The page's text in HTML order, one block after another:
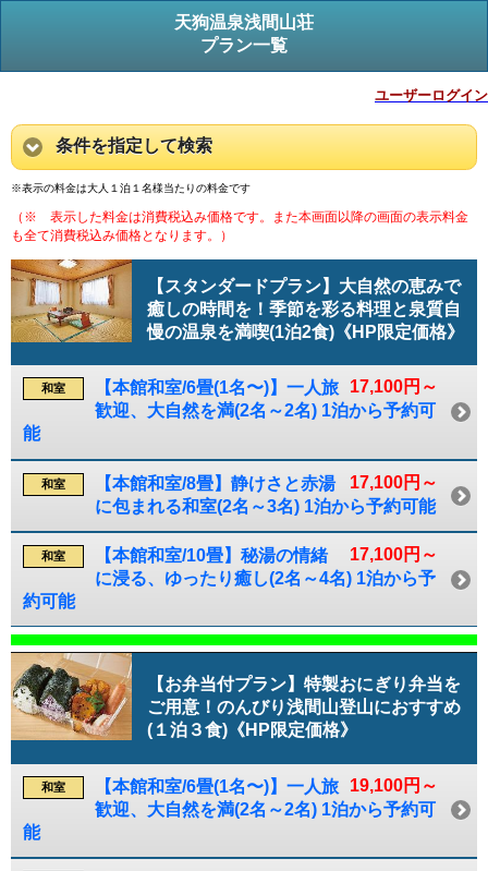
天狗温泉浅間山荘
プラン一覧
ユーザーログイン
条件を指定して検索
※表示の料金は大人１泊１名様当たりの料金です
（※ 表示した料金は消費税込み価格です。また本画面以降の画面の表示料金
も全て消費税込み価格となります。）
【スタンダードプラン】大自然の恵みで
癒しの時間を！季節を彩る料理と泉質自
慢の温泉を満喫(1泊2食)《HP限定価格》
17,100円～
和室
【本館和室/6畳(1名〜)】一人旅
歓迎、大自然を満(2名～2名) 1泊から予約可
能
17,100円～
和室
【本館和室/8畳】静けさと赤湯
に包まれる和室(2名～3名) 1泊から予約可能
17,100円～
和室
【本館和室/10畳】秘湯の情緒
に浸る、ゆったり癒し(2名～4名) 1泊から予
約可能
【お弁当付プラン】特製おにぎり弁当を
ご用意！のんびり浅間山登山におすすめ
(１泊３食)《HP限定価格》
19,100円～
和室
【本館和室/6畳(1名〜)】一人旅
歓迎、大自然を満(2名～2名) 1泊から予約可
能